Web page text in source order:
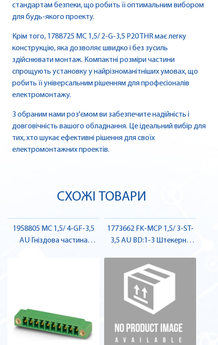
стандартам безпеки, що робить її оптимальним вибором
для будь-якого проекту.
Крім того, 1788725 MC 1,5/ 2-G-3,5 P20 THR має легку
конструкцію, яка дозволяє швидко і без зусиль
здійснювати монтаж. Компактні розміри частини
спрощують установку у найрізноманітніших умовах, що
робить її універсальним рішенням для професіоналів
електромонтажу.
З обраним нами роз'ємом ви забезпечите надійність і
довговічність вашого обладнання. Це ідеальний вибір для
тих, хто шукає ефективні рішення для своїх
електромонтажних проектів.
СХОЖІ ТОВАРИ
1958805 MC 1,5/ 4-GF-3,5
AU Гніздова частина
1773662 FK-MCP 1,5/ 3-ST-
3,5 AU BD:1-3 Штекерна
Contact